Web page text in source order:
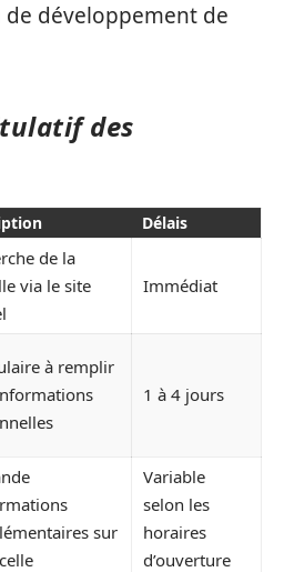
de développement de
des
Délais
de la
via le site
Immédiat
à remplir
1 à 4 jours
sur
Variable
selon les
horaires
d’ouverture